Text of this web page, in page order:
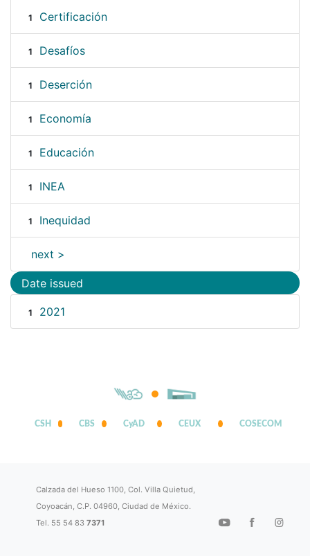
1 Certificación
1 Desafíos
1 Deserción
1 Economía
1 Educación
1 INEA
1 Inequidad
next >
Date issued
1 2021
CSH CBS CyAD CEUX COSECOM
Calzada del Hueso 1100, Col. Villa Quietud,
Coyoacán, C.P. 04960, Ciudad de México.
Tel. 55 54 837371